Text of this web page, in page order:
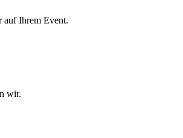
auf Ihrem Event.
wir.